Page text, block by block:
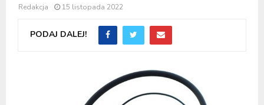
Redakcja 15 listopada 2022
PODAJ DALEJ!